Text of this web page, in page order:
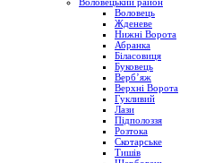
Воловецький район
Воловець
Жденеве
Нижні Ворота
Абранка
Біласовиця
Буковець
Верб’яж
Верхні Ворота
Гукливий
Лази
Підполоззя
Розтока
Скотарське
Тишів